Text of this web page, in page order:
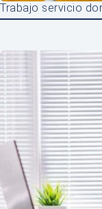
Trabajo servicio